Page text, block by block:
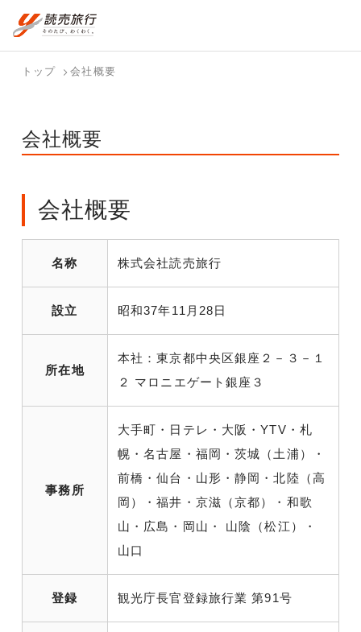
国内旅行トップ
写真から探
す
海外旅行トップ
航空券+宿泊
トップ 会社概要
会社概要
会社概要
名称 株式会社読売旅行
設立 昭和37年11月28日
所在地
本社：東京都中央区銀座２－３－１
２ マロニエゲート銀座３
事務所
大手町・日テレ・大阪・YTV・札
幌・名古屋・福岡・茨城（土浦）・
前橋・仙台・山形・静岡・北陸（高
岡）・福井・京滋（京都）・和歌
山・広島・岡山・ 山陰（松江）・
山口
登録 観光庁長官登録旅行業 第91号